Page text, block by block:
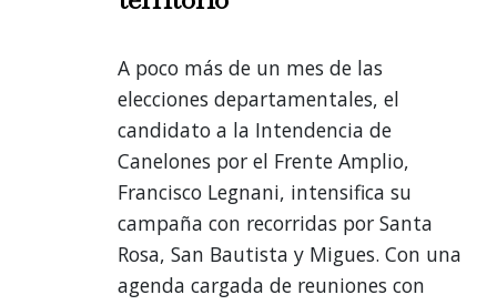
A poco más de un mes de las
elecciones departamentales, el
candidato a la Intendencia de
Canelones por el Frente Amplio,
Francisco Legnani, intensifica su
campaña con recorridas por Santa
Rosa, San Bautista y Migues. Con una
agenda cargada de reuniones con